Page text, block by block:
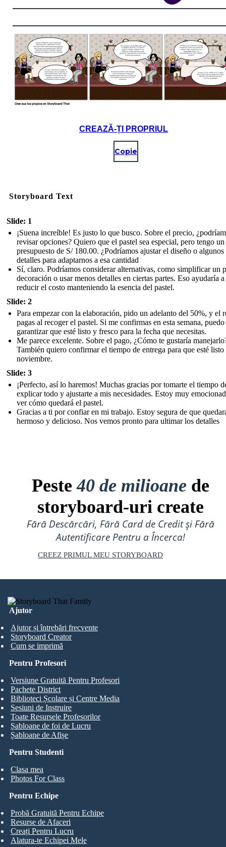
CREAZĂ-ȚI PROPRIUL
Copie
Storyboard Text
Slide: 1
¡Suena increíble! Es justo lo que busco. Sobre el precio,
revisar opciones? Quiero que el pastel sea especial, pero tengo un
presupuesto de S/ 180.00. ¿Podríamos ajustar el diseño o algunos
detalles para adaptarnos a esa cantidad
Sí, claro. Podríamos considerar alternativas, como simplificar un
decoración o usar menos detalles en ciertas partes. Eso ayudaría a
reducir el costo manteniendo la esencia del pastel.
Slide: 2
Para empezar con la elaboración, pido un adelanto del 50%, y el
pagas al recoger el pastel. Si me confirmas en esta semana, puedo
garantizar que esté listo y fresco para la fecha que necesitas.
Me parece excelente. Sobre el pago, ¿Cómo te gustaría
También quiero confirmar el tiempo de entrega para que esté listo
noviembre.
Slide: 3
¡Perfecto, así lo haremos! Muchas gracias por tomarte el tiempo
explicar todo y ajustarte a mis necesidades. Estoy muy
ver cómo quedará el pastel.
Gracias a ti por confiar en mi trabajo. Estoy segura de que
hermoso y delicioso. Nos vemos pronto para ultimar los detalles
Peste40 de milioane de
storyboard-uri create
Fără Descărcări, Fără Card de Credit și Fără
Autentificare Pentru a Încerca!
CREEZ PRIMUL MEU STORYBOARD
Ajutor
Ajutor și întrebări frecvente
Storyboard Creator
Cum se imprimă
Pentru Studenti
Clasa mea
Photos For Class
Pentru Profesori
Versiune Gratuită Pentru Profesori
Pachete District
Biblioteci Școlare și Centre Media
Sesiuni de Instruire
Toate Resursele Profesorilor
Șabloane de foi de Lucru
Șabloane de Afișe
Pentru Echipe
Probă Gratuită Pentru Echipe
Resurse de Afaceri
Creați Pentru Lucru
Alatura-te Echipei Mele